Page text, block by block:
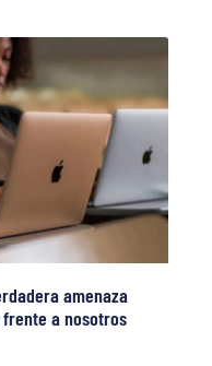
amenaza
a nosotros